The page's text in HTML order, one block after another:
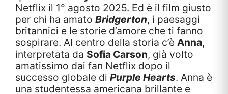
Netflix il 1° agosto 2025. Ed è il film giusto
per chi ha amato Bridgerton, i paesaggi
britannici e le storie d’amore che ti fanno
sospirare. Al centro della storia c’è Anna,
interpretata da Sofia Carson, già volto
amatissimo dai fan Netflix dopo il
successo globale di Purple Hearts. Anna è
una studentessa americana brillante e